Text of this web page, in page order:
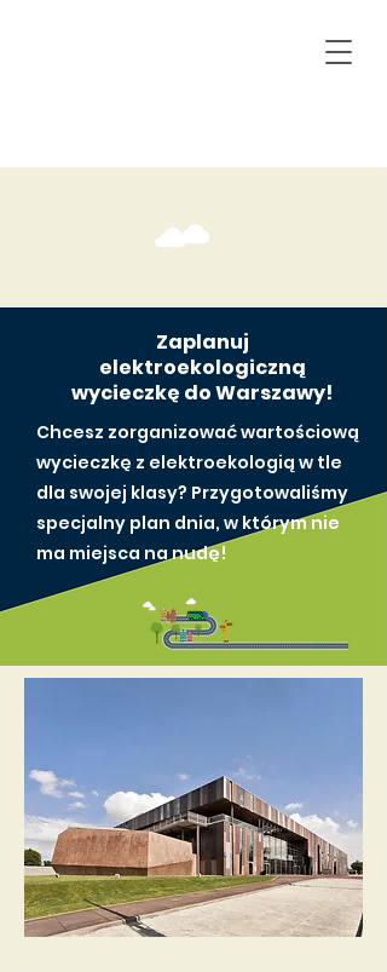
Zaplanuj
elektroekologiczną
wycieczkę do Warszawy!
Chcesz zorganizować wartościową
wycieczkę z elektroekologią w tle
dla swojej klasy? Przygotowaliśmy
specjalny plan dnia, w którym nie
ma miejsca na nudę!